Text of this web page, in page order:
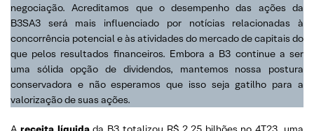
negociação. Acreditamos que o desempenho das ações da
B3SA3 será mais influenciado por notícias relacionadas à
concorrência potencial e às atividades do mercado de capitais do
que pelos resultados financeiros. Embora a B3 continue a ser
uma sólida opção de dividendos, mantemos nossa postura
conservadora e não esperamos que isso seja gatilho para a
valorização de suas ações.